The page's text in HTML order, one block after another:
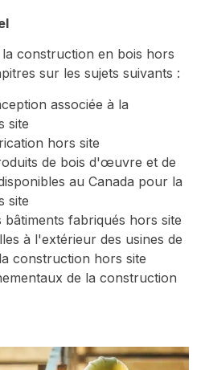
construction en bois hors
sur les sujets suivants :
associée à la
site
hors site
de bois d'œuvre et de
au Canada pour la
site
fabriqués hors site
à l'extérieur des usines de
construction hors site
de la construction